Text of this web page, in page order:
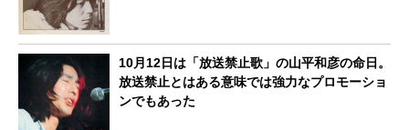
10月12日は「放送禁止歌」の山平和彦の命日。
放送禁止とはある意味では強力なプロモーショ
ンでもあった